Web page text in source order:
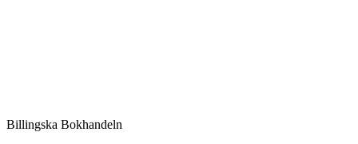
Billingska Bokhandeln